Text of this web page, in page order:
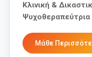
Κλινική &
Ψυχοθεραπεύτρια
Μάθε